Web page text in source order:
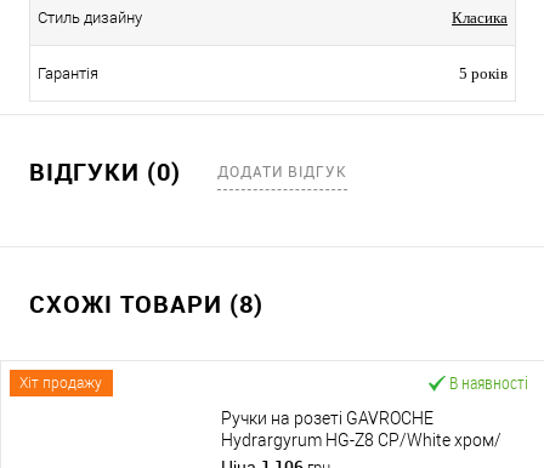
Стиль дизайну Класика
Гарантія 5 років
ВІДГУКИ (0) ДОДАТИ ВІДГУК
СХОЖІ ТОВАРИ (8)
Хіт продажу В наявності
Ручки на розеті GAVROCHE
Hydrargyrum HG-Z8 CP/White хром/
біла емаль